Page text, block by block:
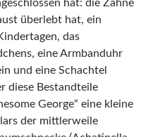
hat: die Zähne
überlebt hat, ein
das
eine Armbanduhr
und eine Schachtel
diese Bestandteile
George“ eine kleine
der mittlerweile